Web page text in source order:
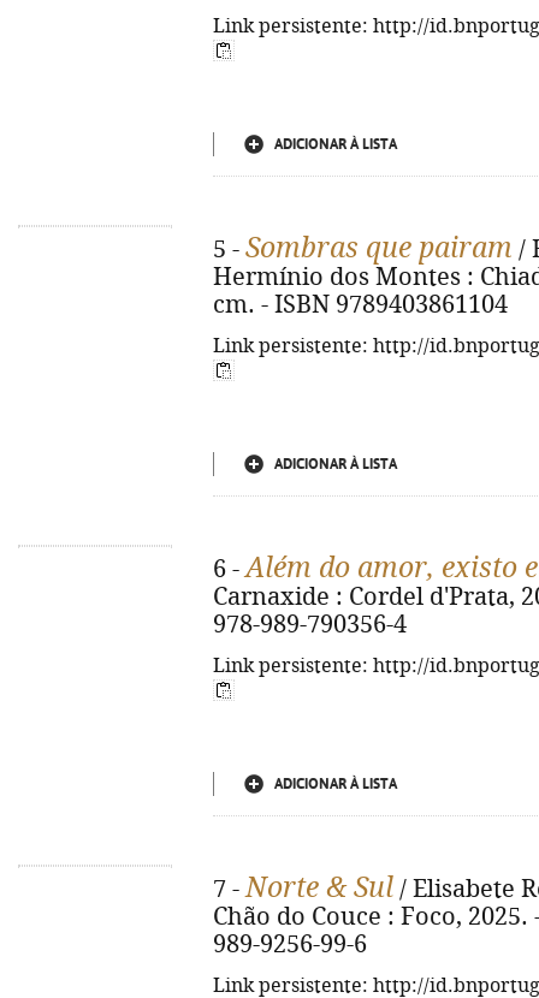
Link persistente: http://
ADICIONAR À LISTA
5 - Sombras que pairam /
Hermínio dos Montes :
cm. - ISBN 9789403861104
Link persistente: http://
ADICIONAR À LISTA
6 -Além do amor, existo
Carnaxide : Cordel d'Prata,
978-989-790356-4
Link persistente: http://
ADICIONAR À LISTA
7 -Norte & Sul / Elisabete
Chão do Couce : Foco, 2025.
989-9256-99-6
Link persistente: http://